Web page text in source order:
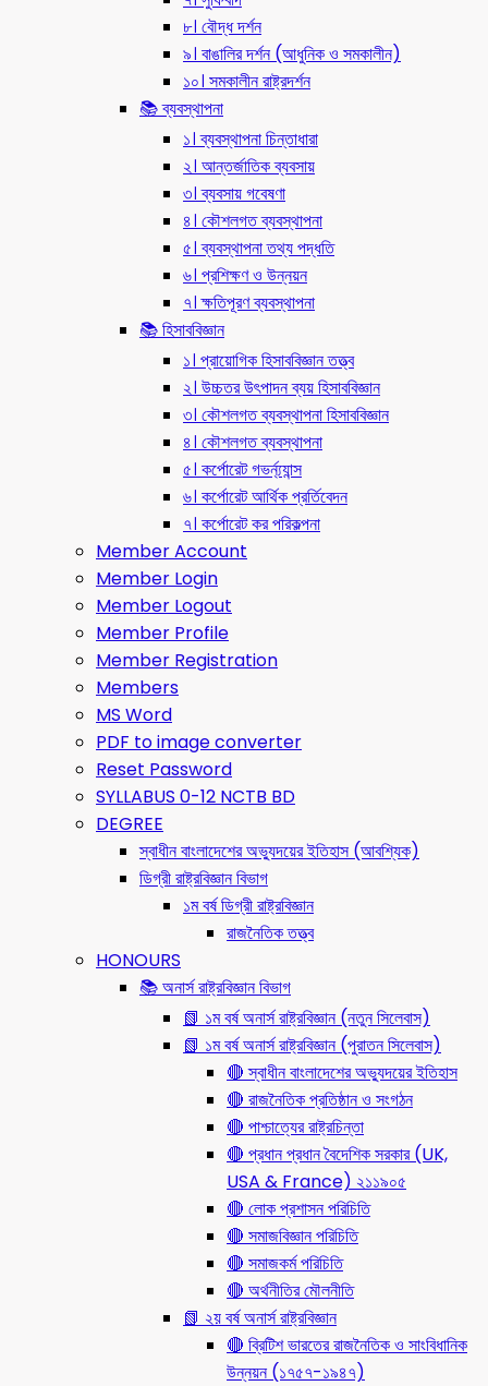
৮। বৌদ্ধ দর্শন
৯। বাঙালির দর্শন (আধুনিক ও সমকালীন)
১০। সমকালীন রাষ্ট্রদর্শন
📚 ব্যবস্থাপনা
১। ব্যবস্থাপনা চিন্তাধারা
২। আন্তর্জাতিক ব্যবসায়
৩। ব্যবসায় গবেষণা
৪। কৌশলগত ব্যবস্থাপনা
৫। ব্যবস্থাপনা তথ্য পদ্ধতি
৬। প্রশিক্ষণ ও উন্নয়ন
৭। ক্ষতিপূরণ ব্যবস্থাপনা
📚 হিসাববিজ্ঞান
১। প্রায়োগিক হিসাববিজ্ঞান তত্ত্ব
২। উচ্চতর উৎপাদন ব্যয় হিসাববিজ্ঞান
৩। কৌশলগত ব্যবস্থাপনা হিসাববিজ্ঞান
৪। কৌশলগত ব্যবস্থাপনা
৫। কর্পোরেট গভর্ন্য্যান্স
৬। কর্পোরেট আর্থিক প্রর্তিবেদন
৭। কর্পোরেট কর পরিকল্পনা
Member Account
Member Login
Member Logout
Member Profile
Member Registration
Members
MS Word
PDF to image converter
Reset Password
SYLLABUS 0-12 NCTB BD
DEGREE
স্বাধীন বাংলাদেশের অভ্যুদয়ের ইতিহাস (আবশ্যিক)
ডিগ্রী রাষ্ট্রবিজ্ঞান বিভাগ
১ম বর্ষ ডিগ্রী রাষ্ট্রবিজ্ঞান
রাজনৈতিক তত্ত্ব
HONOURS
📚 অনার্স রাষ্ট্রবিজ্ঞান বিভাগ
📗 ১ম বর্ষ অনার্স রাষ্ট্রবিজ্ঞান (নতুন সিলেবাস)
📗 ১ম বর্ষ অনার্স রাষ্ট্রবিজ্ঞান (পুরাতন সিলেবাস)
🔴 স্বাধীন বাংলাদেশের অভ্যুদয়ের ইতিহাস
🔴 রাজনৈতিক প্রতিষ্ঠান ও সংগঠন
🔴 পাশ্চাত্যের রাষ্ট্রচিন্তা
🔴 প্রধান প্রধান বৈদেশিক সরকার (UK,
USA & France) ২১১৯০৫
🔴 লোক প্রশাসন পরিচিতি
🔴 সমাজবিজ্ঞান পরিচিতি
🔴 সমাজকর্ম পরিচিতি
🔴 অর্থনীতির মৌলনীতি
📗 ২য় বর্ষ অনার্স রাষ্ট্রবিজ্ঞান
🔴 ব্রিটিশ ভারতের রাজনৈতিক ও সাংবিধানিক
উন্নয়ন (১৭৫৭-১৯৪৭)